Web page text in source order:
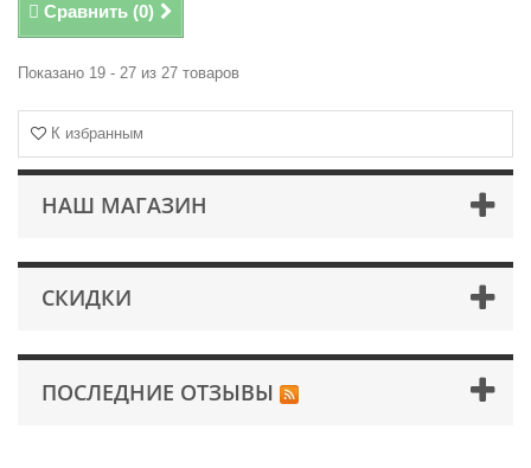
К избранным
НАШ МАГАЗИН
СКИДКИ
ПОСЛЕДНИЕ ОТЗЫВЫ
Сравнить (0)
Показано 19 - 27 из 27 товаров